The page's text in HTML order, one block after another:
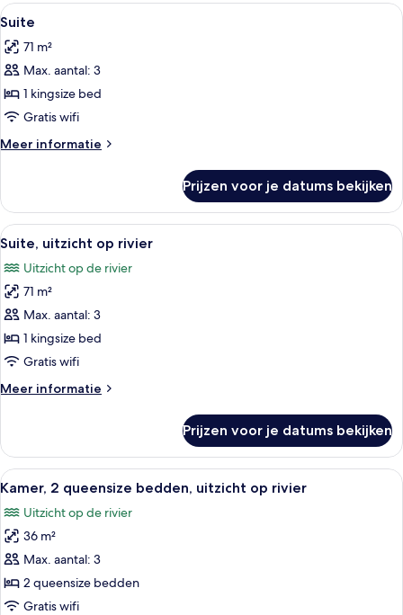
Alle
foto's
voor
Suite
laden
Een hotelkamer met een bank, een
5
Suite
71 m²
Max. aantal: 3
1 kingsize bed
Gratis wifi
Meer informatie
Meer
Prijzen voor je datums bekijken
Alle
foto's
voor
Suite,
uitzicht
op
rivier
Een hotelkamer met een groot bed,
10
Suite, uitzicht op rivier
Uitzicht op de rivier
71 m²
Max. aantal: 3
1 kingsize bed
Gratis wifi
Meer informatie
Meer
uitzicht
op
rivier
Prijzen voor je datums bekijken
Alle
foto's
voor
Kamer,
2
queensize
bedden,
Een hotelkamer met een groot bed,
7
Kamer, 2 queensize bedden, uitzicht op rivier
Uitzicht op de rivier
36 m²
Max. aantal: 3
2 queensize bedden
Gratis wifi